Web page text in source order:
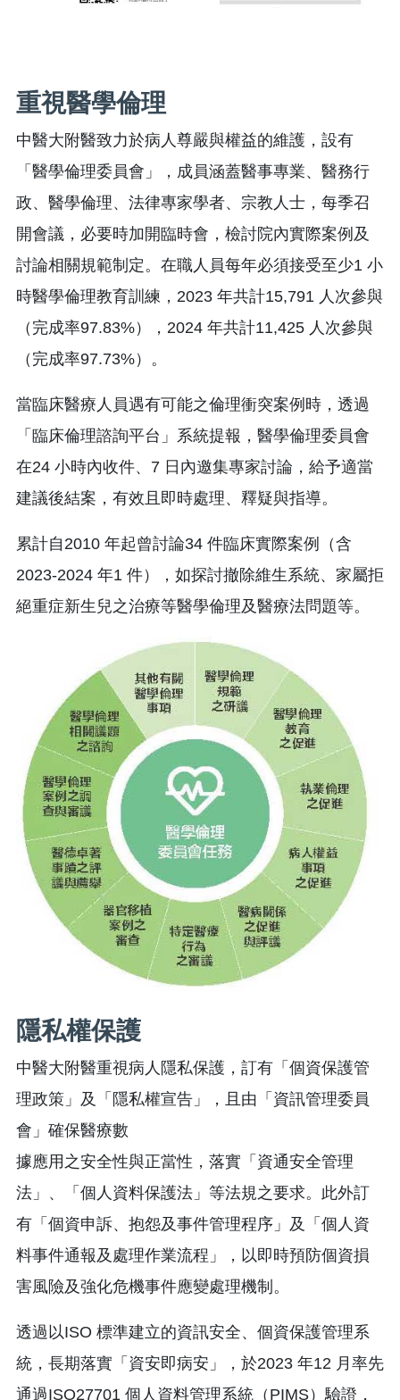
重視醫學倫理
中醫大附醫致力於病人尊嚴與權益的維護，設有
「醫學倫理委員會」，成員涵蓋醫事專業、醫務行
政、醫學倫理、法律專家學者、宗教人士，每季召
開會議，必要時加開臨時會，檢討院內實際案例及
討論相關規範制定。在職人員每年必須接受至少1 小
時醫學倫理教育訓練，2023 年共計15,791 人次參與
（完成率97.83%），2024 年共計11,425 人次參與
（完成率97.73%）。
當臨床醫療人員遇有可能之倫理衝突案例時，透過
「臨床倫理諮詢平台」系統提報，醫學倫理委員會
在24 小時內收件、7 日內邀集專家討論，給予適當
建議後結案，有效且即時處理、釋疑與指導。
累計自2010 年起曾討論34 件臨床實際案例（含
2023-2024 年1 件），如探討撤除維生系統、家屬拒
絕重症新生兒之治療等醫學倫理及醫療法問題等。
隱私權保護
中醫大附醫重視病人隱私保護，訂有「個資保護管
理政策」及「隱私權宣告」，且由「資訊管理委員
會」確保醫療數
據應用之安全性與正當性，落實「資通安全管理
法」、「個人資料保護法」等法規之要求。此外訂
有「個資申訴、抱怨及事件管理程序」及「個人資
料事件通報及處理作業流程」，以即時預防個資損
害風險及強化危機事件應變處理機制。
透過以ISO 標準建立的資訊安全、個資保護管理系
統，長期落實「資安即病安」，於2023 年12 月率先
通過ISO27701 個人資料管理系統（PIMS）驗證，